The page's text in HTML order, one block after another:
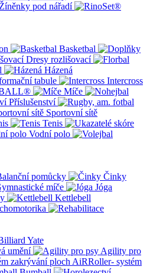
Žíněnky pod nářadí
Basketbal
Dresy rozlišovací
Házená
tabule
Intercross
Míče
Příslušenství
Sportovní sítě
Tenis
Vodní polo
pomůcky
Činky
míče
Jóga
Kettlebell
Yate
umění
Agility pro
AiRRoller- systém